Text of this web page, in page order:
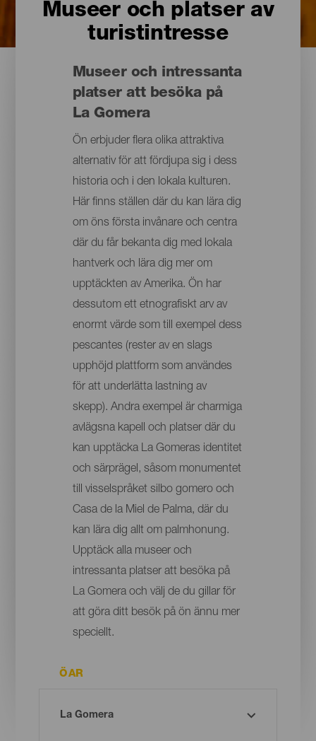
Museer och platser av
turistintresse
Museer och intressanta
platser att besöka på
La Gomera
Ön erbjuder flera olika attraktiva
alternativ för att fördjupa sig i dess
historia och i den lokala kulturen.
Här finns ställen där du kan lära dig
om öns första invånare och centra
där du får bekanta dig med lokala
hantverk och lära dig mer om
upptäckten av Amerika. Ön har
dessutom ett etnografiskt arv av
enormt värde som till exempel dess
pescantes (rester av en slags
upphöjd plattform som användes
för att underlätta lastning av
skepp). Andra exempel är charmiga
avlägsna kapell och platser där du
kan upptäcka La Gomeras identitet
och särprägel, såsom monumentet
till visselspråket silbo gomero och
Casa de la Miel de Palma, där du
kan lära dig allt om palmhonung.
Upptäck alla museer och
intressanta platser att besöka på
La Gomera och välj de du gillar för
att göra ditt besök på ön ännu mer
speciellt.
ÖAR